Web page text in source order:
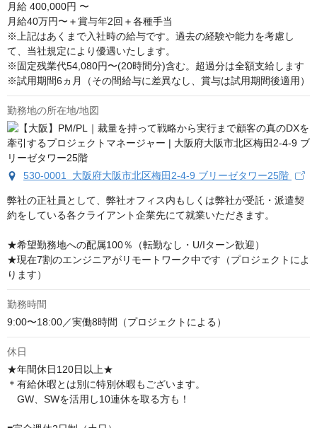
月給 400,000円 〜
月給40万円〜＋賞与年2回＋各種手当
※上記はあくまで入社時の給与です。過去の経験や能力を考慮し
て、当社規定により優遇いたします。
※固定残業代54,080円〜(20時間分)含む。超過分は全額支給します
※試用期間6ヵ月（その間給与に差異なし、賞与は試用期間後適用）
勤務地の所在地/地図
530-0001 大阪府大阪市北区梅田2-4-9 ブリーゼタワー25階
弊社の正社員として、弊社オフィス内もしくは弊社が受託・派遣契
約をしている各クライアント企業先にて就業いただきます。
★希望勤務地への配属100％（転勤なし・U/Iターン歓迎）
★現在7割のエンジニアがリモートワーク中です（プロジェクトによ
ります）
勤務時間
9:00〜18:00／実働8時間（プロジェクトによる）
休日
★年間休日120日以上★
＊有給休暇とは別に特別休暇もございます。
GW、SWを活用し10連休を取る方も！